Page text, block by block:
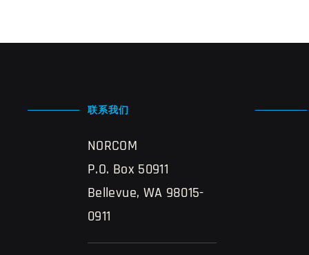
联系我们
NORCOM
P.O. Box 50911
Bellevue, WA 98015-
0911